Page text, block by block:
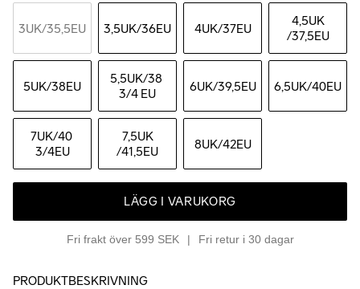
3UK/35,5EU 3,5UK/36EU 4UK/37EU
4,5UK
/37,5EU
5UK/38EU 5,5UK/38
3/4 EU
6UK/39,5EU 6,5UK/40EU
7UK/40
3/4EU
7,5UK
/41,5EU
8UK/42EU
LÄGG I VARUKORG
Fri frakt över 599 SEK Fri retur i 30 dagar
PRODUKTBESKRIVNING